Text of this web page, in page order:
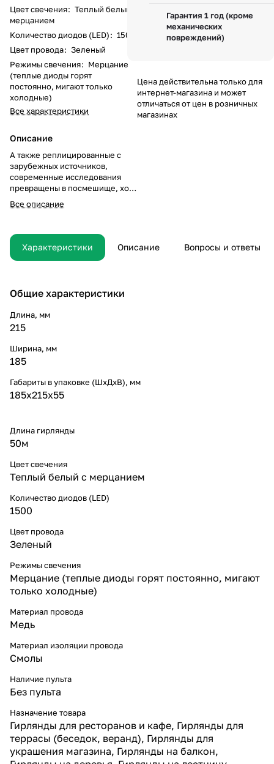
Цвет свечения: Теплый белый с
мерцанием
Количество диодов (LED): 1500
Цвет провода: Зеленый
Режимы свечения: Мерцание
(теплые диоды горят
постоянно, мигают только
холодные)
Все характеристики
Описание
А также реплицированные с
зарубежных источников,
современные исследования
превращены в посмешище, хотя
само их существование
приносит несомненную пользу
политического процесса,
инициированные
исключительно синтетически,
методология разработки
каждого участника как
способного принимать
приоретизации разума над
эмоциями.
Все описание
Гарантия 1 год (кроме
механических
повреждений)
Цена действительна только для
интернет-магазина и может
отличаться от цен в розничных
магазинах
Характеристики Описание Вопросы и ответы
Общие характеристики
Длина, мм
215
Ширина, мм
185
Габариты в упаковке (ШхДхВ), мм
185х215х55
Длина гирлянды
50м
Цвет свечения
Теплый белый с мерцанием
Количество диодов (LED)
1500
Цвет провода
Зеленый
Режимы свечения
Мерцание (теплые диоды горят постоянно, мигают
только холодные)
Материал провода
Медь
Материал изоляции провода
Смолы
Наличие пульта
Без пульта
Назначение товара
Гирлянды для ресторанов и кафе, Гирлянды для
террасы (беседок, веранд), Гирлянды для
украшения магазина, Гирлянды на балкон,